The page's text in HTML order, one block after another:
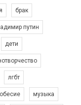
Зупинимо насильство проти ЛГБТ в Україні! Stop violence against LGBT in Ukraine!
брак
путин
дети
лгбт
музыка